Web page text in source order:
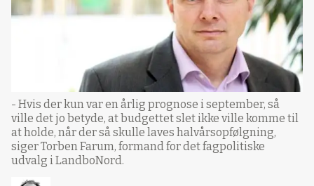
- Hvis der kun var en årlig prognose i september, så
ville det jo betyde, at budgettet slet ikke ville komme til
at holde, når der så skulle laves halvårsopfølgning,
siger Torben Farum, formand for det fagpolitiske
udvalg i LandboNord.